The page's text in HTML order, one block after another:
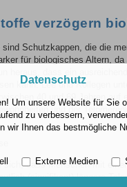
verzögern
sind Schutzkappen, die die
für biologisches Altern,
heraus, dass ein
kann. Lee und Kollegen
40 und 69 Jahren auf
und der
sich, dass Menschen mit
(signifikant) längere
Datenschutz
Um unsere Website für Sie
zu verbessern,
wir Ihnen das bestmögliche
Externe Medien